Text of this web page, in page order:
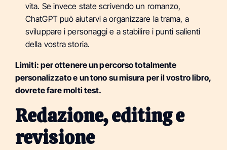
vita. Se invece state scrivendo un romanzo,
ChatGPT può aiutarvi a organizzare la trama, a
sviluppare i personaggi e a stabilire i punti salienti
della vostra storia.
Limiti: per ottenere un percorso totalmente
personalizzato e un tono su misura per il vostro libro,
dovrete fare molti test.
Redazione, editing e
revisione